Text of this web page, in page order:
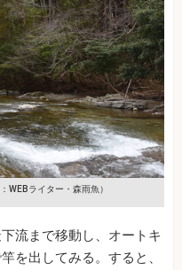
：WEBライター・森雨魚）
流まで移動し、オートキ
を出してみる。すると、